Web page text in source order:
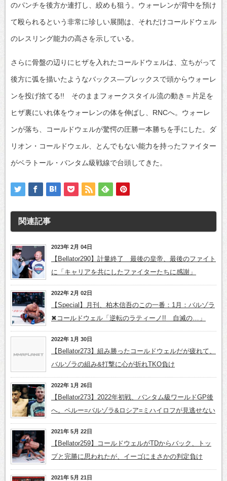
のパンチを後方か連打し、絞めも狙う。ウォーレンが背中を預け
て殴られるという非常に珍しい展開は、それだけコールドウェル
のレスリング能力の高さを示している。
さらに骨盤の辺りにヒザを入れたコールドウェルは、立ちがって
後方に弧を描いたようなバックス―プレックスで頭からウォーレ
ンを投げ捨てる!! そのままフォークスタイル流の動き＝片足を
ヒザ裏にいれ体をウォーレンの体を伸ばし、RNCへ。ウォーレ
ンが落ち、コールドウェルが驚愕の圧勝一本勝ちを手にした。ダ
リオン・コールドウェル、とんでもない能力を持ったファイター
がベラトール・バンタム級戦線で台頭してきた。
関連記事
2023年 2月 04日
【Bellator290】計量終了 最後の皇帝、最後のファイト
に「キャリアを共にしたファイターたちに感謝」
2022年 2月 02日
【Special】月刊、柏木信吾のこの一番：1月：バルゾラ
✖コールドウェル「逆転のラティーノ!! 自滅の…」
2022年 1月 30日
【Bellator273】組み勝ったコールドウェルだが疲れて、
バルゾラの組み&打撃に心が折れTKO負け
2022年 1月 26日
【Bellator273】2022年初戦、バンタム級ワールドGP後
へ。ペルー=バルゾラ&ロシア=ミハイロフが見逃せない
2021年 5月 22日
【Bellator259】コールドウェルがTDからバック、トッ
プと完勝に思われたが、イーゴにまさかの判定負け
2021年 5月 21日